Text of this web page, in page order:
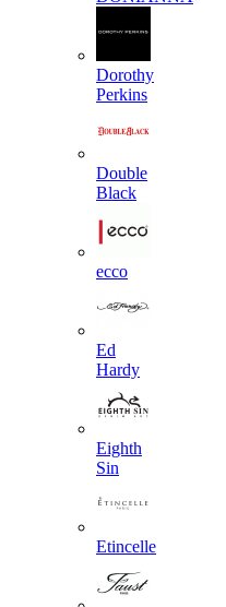
Dorothy
Perkins
Double
Black
ecco
Ed
Hardy
Eighth
Sin
Etincelle